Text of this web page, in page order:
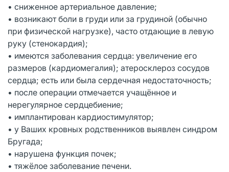
• сниженное артериальное давление;
• возникают боли в груди или за грудиной (обычно
при физической нагрузке), часто отдающие в левую
руку (стенокардия);
• имеются заболевания сердца: увеличение его
размеров (кардиомегалия); атеросклероз сосудов
сердца; есть или была сердечная недостаточность;
• после операции отмечается учащённое и
нерегулярное сердцебиение;
• имплантирован кардиостимулятор;
• у Ваших кровных родственников выявлен синдром
Бругада;
• нарушена функция почек;
• тяжёлое заболевание печени.